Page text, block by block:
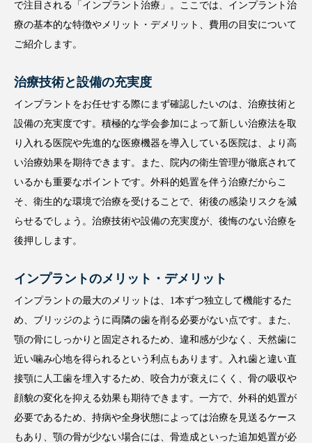
で注目される「インプラント治療」。ここでは、インプラント治
療の基本的な特徴やメリット・デメリット、費用の目安について
ご紹介します。
治療技術と設備の充実度
インプラントをお任せする際にまず確認したいのは、治療技術と
設備の充実度です。積極的な学会参加によって新しい治療法を取
り入れる医院や先進的な医療機器を導入している医院は、より高
い治療効果を期待できます。また、院内の衛生管理が徹底されて
いるかも重要なポイントです。外科的処置を伴う治療だからこ
そ、衛生的な環境で治療を受けることで、術後の感染リスクを減
らせるでしょう。治療技術や設備の充実度が、後悔のない治療を
後押しします。
インプラントのメリット・デメリット
インプラントの最大のメリットは、1本ずつ独立して機能するた
め、ブリッジのように両隣の歯を削る必要がない点です。また、
顎の骨にしっかりと固定されるため、違和感が少なく、天然歯に
近い噛み心地を得られるという利点もあります。入れ歯と違い直
接顎に人工歯を埋入するため、咬合力が衰えにくく、骨の吸収や
顔貌の変化を抑える効果も期待できます。一方で、外科的処置が
必要であるため、持病や全身状態によっては治療を見送るケース
もあり、顎の骨が少ない場合には、骨造成といった追加処置が必